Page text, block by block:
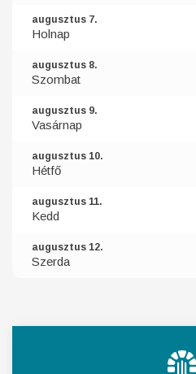
augusztus 7.
Holnap
augusztus 8.
Szombat
augusztus 9.
Vasárnap
augusztus 10.
Hétfő
augusztus 11.
Kedd
augusztus 12.
Szerda